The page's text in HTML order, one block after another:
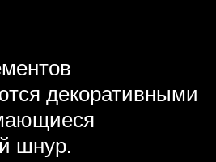
декоративными
шнур.